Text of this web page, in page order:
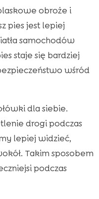
obroże i
pies jest lepiej
samochodów
staje się bardziej
wśród
dla siebie.
drogi podczas
lepiej widzieć,
Takim sposobem
podczas